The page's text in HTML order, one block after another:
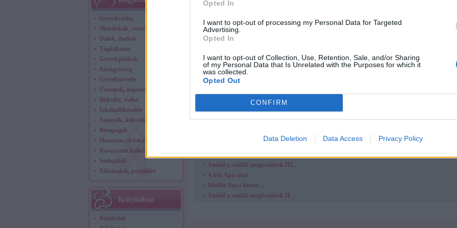
Opted In
I want to opt-out of processing my Personal Data for Targeted
Advertising.
Opted In
I want to opt-out of Collection, Use, Retention, Sale, and/or Sharing
of my Personal Data that Is Unrelated with the Purposes for which it
was collected.
Opted Out
CONFIRM
Data Deletion Data Access Privacy Policy
Kapcsolódó cikkek
Amit addig nem tudsz, amíg … (6-12 hónap között)
Amitől a szülők megőszülnek III.
A hős Apa altat
Mielőtt Anya lettem...
Amitől a szülők megőszülnek II.
Gyerekszoba
Mondókák, versek, mesék
Dalok, énekek
Táplálkozás
Gyerekjátékok
Kézügyesség
Gyereknevelés
Ünnepek, népszokások
Bölcsibe, oviba
Iskolaelőkészítés
Színezők, kifestők
Betegségek
Humoros, érdekes
Rosszcsont kölkök
Szabadidő
Pályázatok, portálélet
Konyhában
Bébiételek